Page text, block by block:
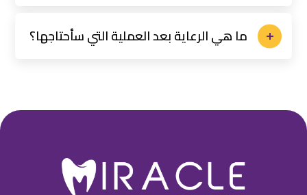
ما هي الرعاية بعد العملية التي سأحتاجها؟